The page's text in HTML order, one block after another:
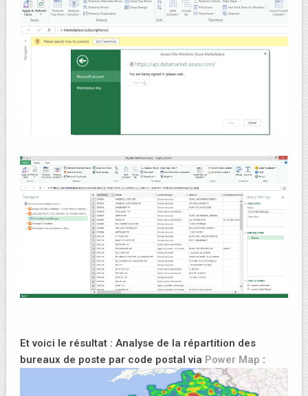
Et voici le résultat : Analyse de la répartition des
bureaux de poste par code postal via Power Map :